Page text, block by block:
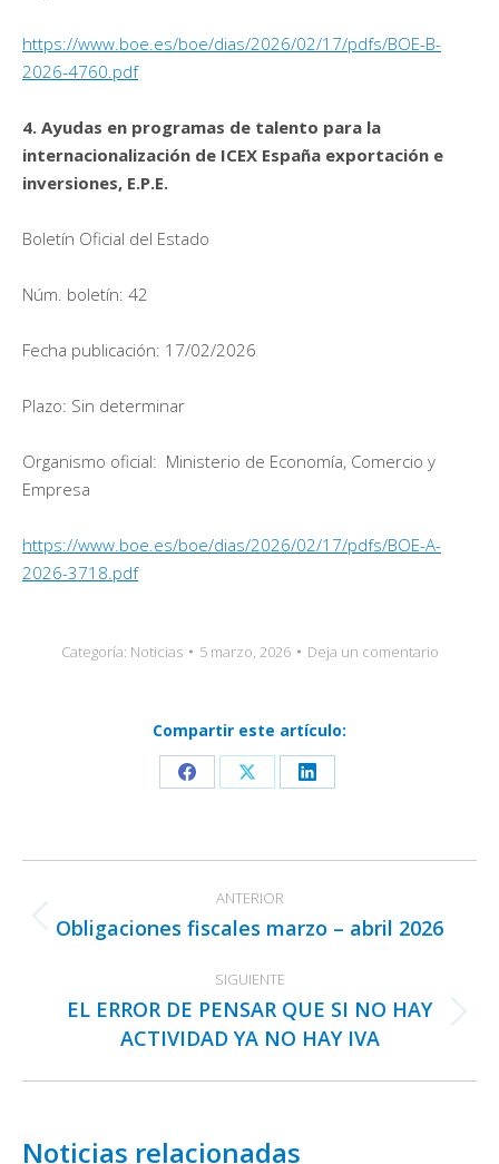
https://www.boe.es/boe/dias/2026/02/17/pdfs/BOE-B-
2026-4760.pdf
4. Ayudas en programas de talento para la
internacionalización de ICEX España exportación e
inversiones, E.P.E.
Boletín Oficial del Estado
Núm. boletín: 42
Fecha publicación: 17/02/2026
Plazo: Sin determinar
Organismo oficial: Ministerio de Economía, Comercio y
Empresa
https://www.boe.es/boe/dias/2026/02/17/pdfs/BOE-A-
2026-3718.pdf
Categoría: Noticias 5 marzo, 2026 Deja un comentario
Compartir este artículo:
Share
Facebook
Share
X
Share
LinkedIn
entre
publicaciones
ANTERIOR
Publicación
Obligaciones fiscales marzo – abril 2026
SIGUIENTE
Publicación
siguiente:
EL ERROR DE PENSAR QUE SI NO HAY
ACTIVIDAD YA NO HAY IVA
Noticias relacionadas